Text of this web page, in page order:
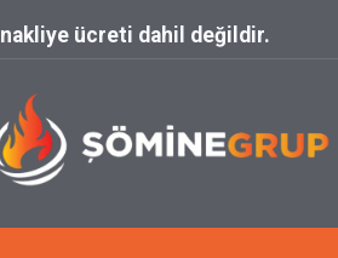
nakliye ücreti dahil değildir.